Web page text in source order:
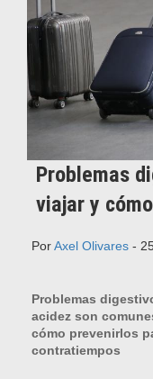
Problemas
viajar y
PorAxel Olivares -
Problemas
acidez son
cómo prevenirlos
contratiempos